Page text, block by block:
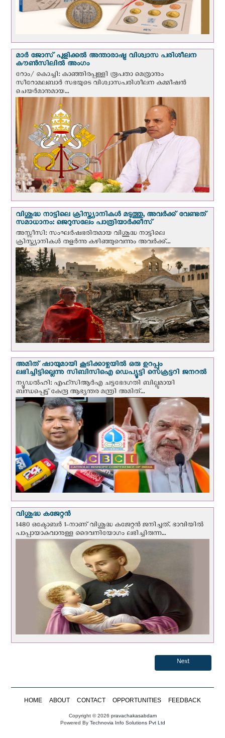
മാർ ജോസ് പുളിക്കൽ അന്താരാഷ്ട്ര വിശ്വാസ പരിശീലന
കൗൺസിലിൽ അംഗം
റോം/ കൊച്ചി: കാഞ്ഞിരപ്പള്ളി രൂപതാ മെത്രാനും
സീറോമലബാർ സഭയുടെ വിശ്വാസപരിശീലന കമ്മീഷൻ
ചെയർമാനുമായ...
വിശുദ്ധ നാട്ടിലെ ക്രിസ്ത്യാനികൾ മടുത്തു, അവർക്ക് വേണ്ടത്
സമാധാനം: ജെറുസലേം പാത്രിയാര്‍ക്കീസ്
അസ്സീസി: സംഘര്‍ഷഭരിതമായ വിശുദ്ധ നാട്ടിലെ
ക്രിസ്ത്യാനികൾ തളര്‍ന്നു കഴിഞ്ഞുവെന്നും അവർക്ക്...
അമിത് ഷായുമായി കൂടിക്കാഴ്ചയില്‍ ഒരു ഉറപ്പും
ലഭിച്ചിട്ടില്ലെന്നു സിബിസിഐ ഡെപ്യൂട്ടി സെക്രട്ടറി ജനറല്‍
ന്യൂഡല്‍ഹി: എഫ്‌സിആര്‍എ ചട്ടഭേദഗതി ബില്ലുമായി
ബന്ധപ്പെട്ട് കേന്ദ്ര ആഭ്യന്തര മന്ത്രി അമിത്...
വിശുദ്ധ കജേറ്റന്‍
1480 ഒക്ടോബര്‍ 1-നാണ് വിശുദ്ധ കജേറ്റന്‍ ജനിച്ചത്. ഭാവിയില്‍
പാപ്പായാകുവാനുള്ള ദൈവനിയോഗം ലഭിച്ചിരുന്ന...
Next
HOME ABOUT CONTACT OPPORTUNITIES FEEDBACK
Copyright © 2026 pravachakasabdam
Powered ByTechnovia Info Solutions Pvt Ltd